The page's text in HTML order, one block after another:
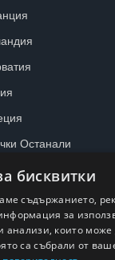
Останали
бисквитки
съдържанието,
за
анализи, които
са събрали от